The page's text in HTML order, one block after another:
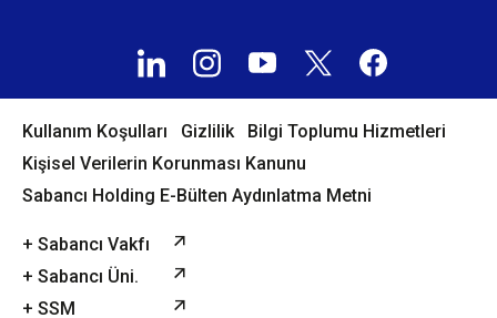
Kullanım Koşulları Gizlilik
Bilgi Toplumu Hizmetleri
Kişisel Verilerin Korunması Kanunu
Sabancı Holding E-Bülten Aydınlatma Metni
+ Sabancı Vakfı
+ Sabancı Üni.
+ SSM